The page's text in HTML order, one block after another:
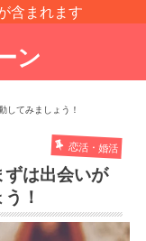
含まれます
ン
してみましょう！
恋活・婚活
ずは出会いが
！